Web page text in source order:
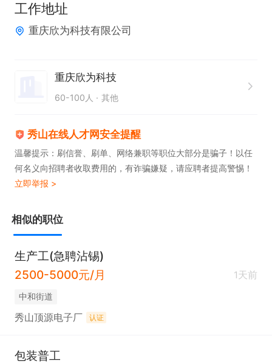
1. 具备基本的身体素质和劳动能力，能适应车间工作
环境。 不招暑期工，只招长期工
3. 持有有效身份证件，具备合法用工资格。
4. 工作态度认真，责任心强，能吃苦耐劳。
6. 能够接受灵活排班，服从工作安排。
车间普工，好操作，易上手，工资计件，包吃，需加
班。有意向的请直接电话联系，
请直接电话联系，这个平台不咋登录，请直接电话联
系
工作地址
重庆欣为科技有限公司
重庆欣为科技
60-100人 其他
秀山在线人才网安全提醒
温馨提示：刷信誉、刷单、网络兼职等职位大部分是骗子！以任
何名义向招聘者收取费用的，有诈骗嫌疑，请应聘者提高警惕！
立即举报 >
相似的职位
生产工(急聘沾锡)
2500-5000元/月
1天前
中和街道
秀山顶源电子厂 认证
包装普工